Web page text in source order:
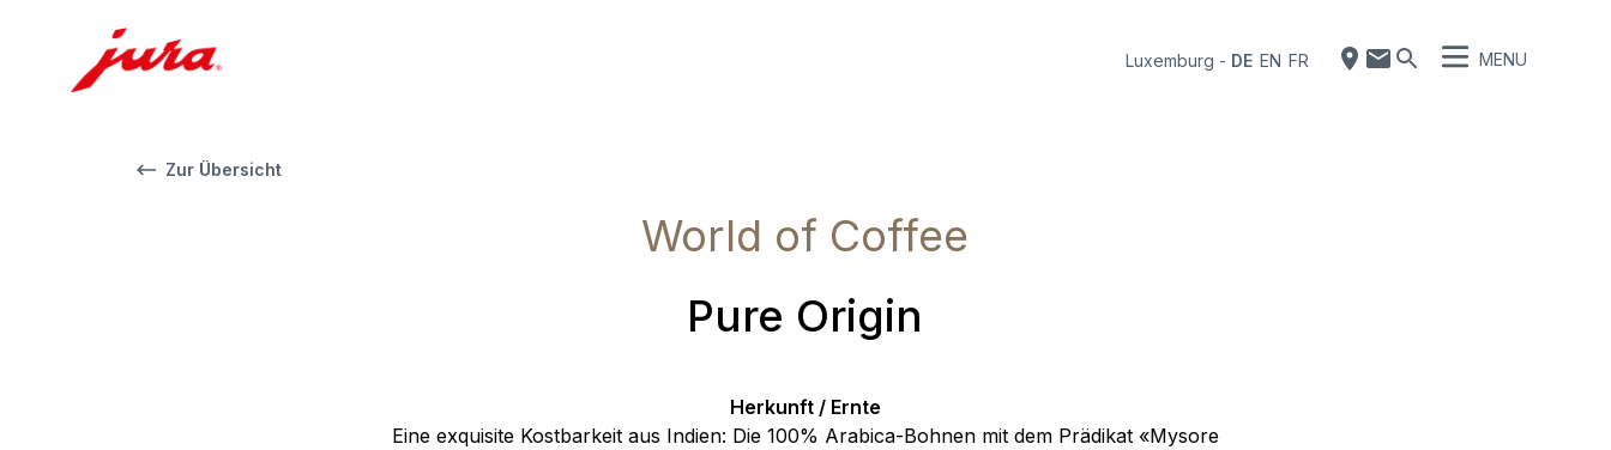
Luxemburg - DE EN FR MENU
Zur Übersicht
World of Coffee
Pure Origin
Herkunft / Ernte
Eine exquisite Kostbarkeit aus Indien: Die 100% Arabica-Bohnen mit dem Prädikat «Mysore